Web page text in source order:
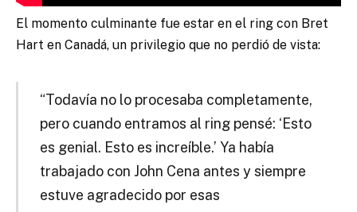
El momento culminante fue estar en el ring con Bret
Hart en Canadá, un privilegio que no perdió de vista:
“Todavía no lo procesaba completamente,
pero cuando entramos al ring pensé: ‘Esto
es genial. Esto es increíble.’ Ya había
trabajado con John Cena antes y siempre
estuve agradecido por esas